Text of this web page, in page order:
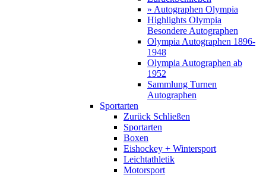
» Autographen Olympia
Highlights Olympia
Besondere Autographen
Olympia Autographen 1896-
1948
Olympia Autographen ab
1952
Sammlung Turnen
Autographen
Sportarten
Zurück Schließen
Sportarten
Boxen
Eishockey + Wintersport
Leichtathletik
Motorsport